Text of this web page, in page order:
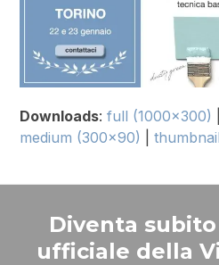
Downloads:full (1000x300)
medium (300x90)
|
Diventa
ufficiale della